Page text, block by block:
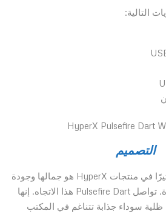
التالية:
التصميم
أحد الجوانب التي أقدرها كثيرًا في منتجات HyperX هو جمالها وجودة
التصنيع وتصميمتها المتفردة. تواصل Pulsefire Dart هذا الاتجاه. إنها
سوداء جذابة تتناغم في المكتب